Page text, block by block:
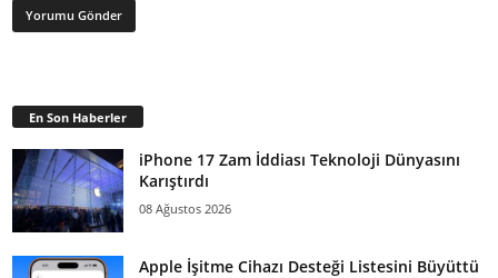
En Son Haberler
iPhone 17 Zam İddiası Teknoloji Dünyasını
Karıştırdı
08 Ağustos 2026
Apple İşitme Cihazı Desteği Listesini Büyüttü